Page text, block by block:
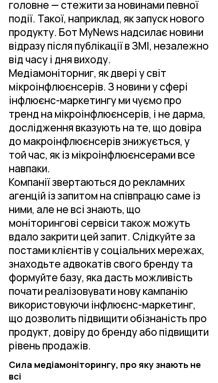
головне — стежити за новинами певної
події. Такої, наприклад, як запуск нового
продукту. Бот MyNews надсилає новини
відразу після публікації в ЗМІ, незалежно
від часу і дня виходу.
Медіамоніторниг, як двері у світ
мікроінфлюєнсерів. З новини у сфері
інфлюєнс-маркетингу ми чуємо про
тренд на мікроінфлюєнсерів, і не дарма,
дослідження вказують на те, що довіра
до макроінфлюєнсерів знижується, у
той час, як із мікроінфлюєнсерами все
навпаки.
Компанії звертаються до рекламних
агенцій із запитом на співпрацю саме із
ними, але не всі знають, що
моніторингові сервіси також можуть
вдало закрити цей запит. Слідкуйте за
постами клієнтів у соціальних мережах,
знаходьте адвокатів свого бренду та
формуйте базу, яка дасть можливість
почати реалізовувати нову кампанію
використовуючи інфлюєнс-маркетинг,
що дозволить підвищити обізнаність про
продукт, довіру до бренду або підвищити
рівень продажів.
Сила медіамоніторингу, про яку знають не
всі